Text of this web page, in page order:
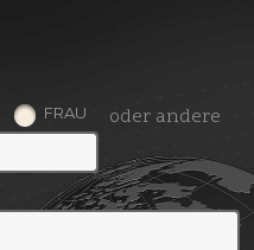
FRAU oder andere